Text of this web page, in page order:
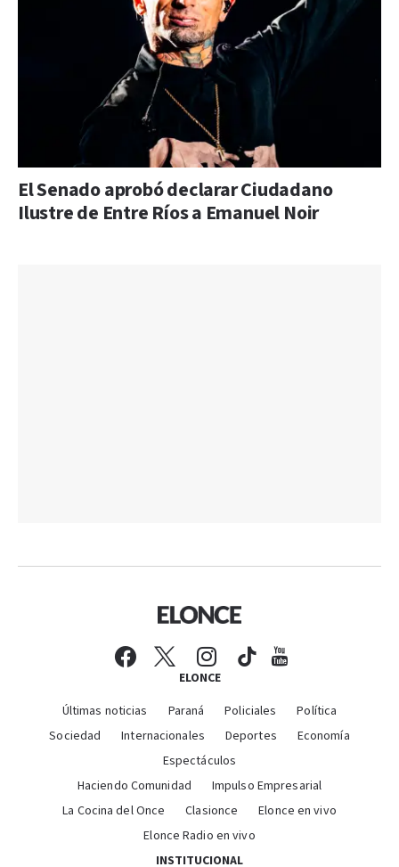
El Senado aprobó declarar Ciudadano
Ilustre de Entre Ríos a Emanuel Noir
ELONCE
Últimas noticias Paraná Policiales
Política
Sociedad
Internacionales Deportes
Economía
Espectáculos
Haciendo Comunidad
Impulso Empresarial
La Cocina del Once
Clasionce
Elonce en vivo
Elonce Radio en vivo
INSTITUCIONAL